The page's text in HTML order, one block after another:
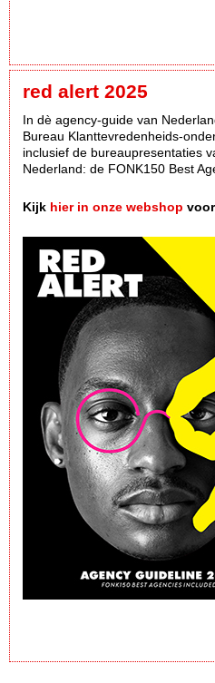
red alert 2025
In dè agency-guide van
Bureau Klanttevredenheids-
inclusief de bureaupresentaties
Nederland: de FONK150 Best
Kijk hier in onze webshop